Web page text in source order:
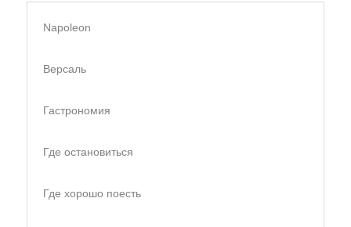
Napoleon
Версаль
Гастрономия
Где остановиться
Где хорошо поесть